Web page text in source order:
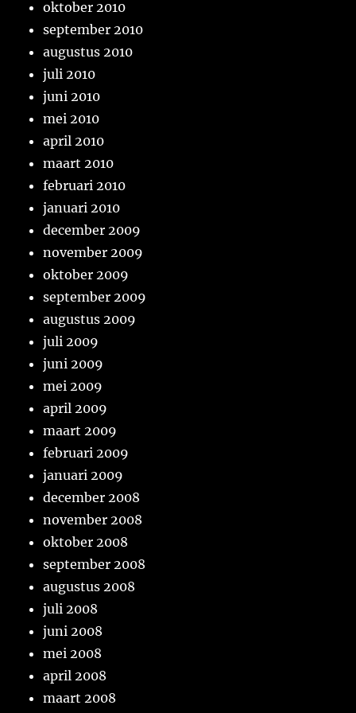
oktober 2010
september 2010
augustus 2010
juli 2010
juni 2010
mei 2010
april 2010
maart 2010
februari 2010
januari 2010
december 2009
november 2009
oktober 2009
september 2009
augustus 2009
juli 2009
juni 2009
mei 2009
april 2009
maart 2009
februari 2009
januari 2009
december 2008
november 2008
oktober 2008
september 2008
augustus 2008
juli 2008
juni 2008
mei 2008
april 2008
maart 2008